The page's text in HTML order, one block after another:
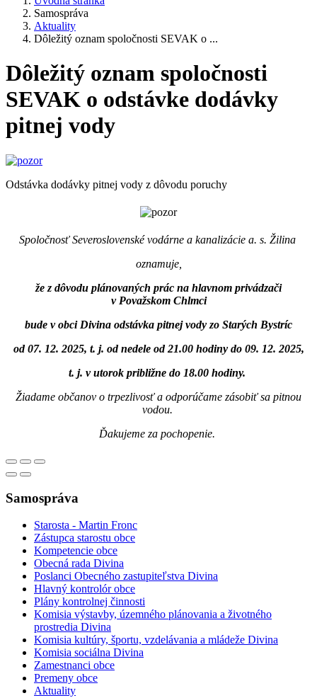
Samospráva
Aktuality
Dôležitý oznam spoločnosti SEVAK o ...
Dôležitý oznam spoločnosti
SEVAK o odstávke dodávky
pitnej vody
Odstávka dodávky pitnej vody z dôvodu poruchy
Spoločnosť Severoslovenské vodárne a kanalizácie a. s. Žilina
oznamuje,
že z dôvodu plánovaných prác na hlavnom privádzači
v Považskom Chlmci
bude v obci Divina odstávka pitnej vody zo Starých Bystríc
od 07. 12. 2025, t. j. od nedele od 21.00 hodiny do 09. 12. 2025,
t. j. v utorok približne do 18.00 hodiny.
Žiadame občanov o trpezlivosť a odporúčame zásobiť sa pitnou
vodou.
Ďakujeme za pochopenie.
Samospráva
Starosta - Martin Fronc
Zástupca starostu obce
Kompetencie obce
Obecná rada Divina
Poslanci Obecného zastupiteľstva Divina
Hlavný kontrolór obce
Plány kontrolnej činnosti
Komisia výstavby, územného plánovania a životného
prostredia Divina
Komisia kultúry, športu, vzdelávania a mládeže Divina
Komisia sociálna Divina
Zamestnanci obce
Premeny obce
Aktuality